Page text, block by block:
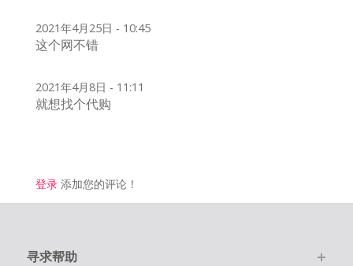
2021年4月25日 - 10:45
这个网不错
2021年4月8日 - 11:11
就想找个代购
登录添加您的评论！
寻求帮助